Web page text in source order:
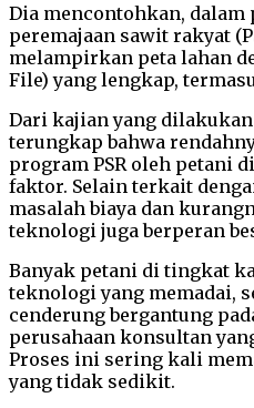
Dia mencontohkan, dalam
peremajaan sawit rakyat
melampirkan peta lahan
File) yang lengkap,
Dari kajian yang
terungkap bahwa
program PSR oleh petani
faktor. Selain terkait
masalah biaya dan
teknologi juga berperan
Banyak petani di tingkat
teknologi yang memadai,
cenderung bergantung
perusahaan konsultan
Proses ini sering kali
yang tidak sedikit.